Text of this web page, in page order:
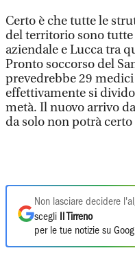
Certo è che tutte le
del territorio sono
aziendale e Lucca tra
Pronto soccorso del
prevedrebbe 29
effettivamente si
metà. Il nuovo arrivo
da solo non potrà
Non lasciare decidere
scegli
Il Tirreno
per le tue notizie su